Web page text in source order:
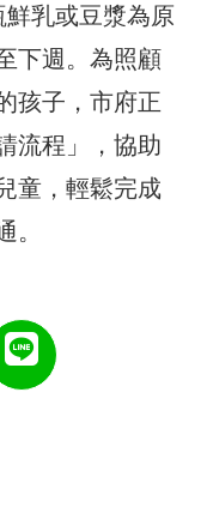
乳或豆漿為原
下週。為照顧
孩子，市府正
流程」，協助
童，輕鬆完成
。